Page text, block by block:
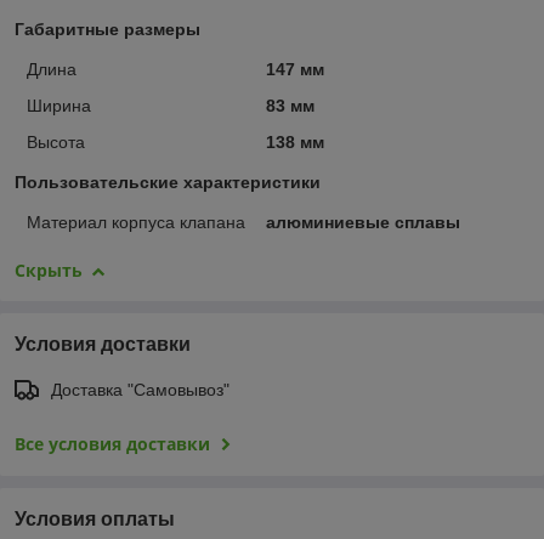
Габаритные размеры
Длина
147 мм
Ширина
83 мм
Высота
138 мм
Пользовательские характеристики
Материал корпуса клапана алюминиевые сплавы
Скрыть
Условия доставки
Доставка "Самовывоз"
Все условия доставки
Условия оплаты